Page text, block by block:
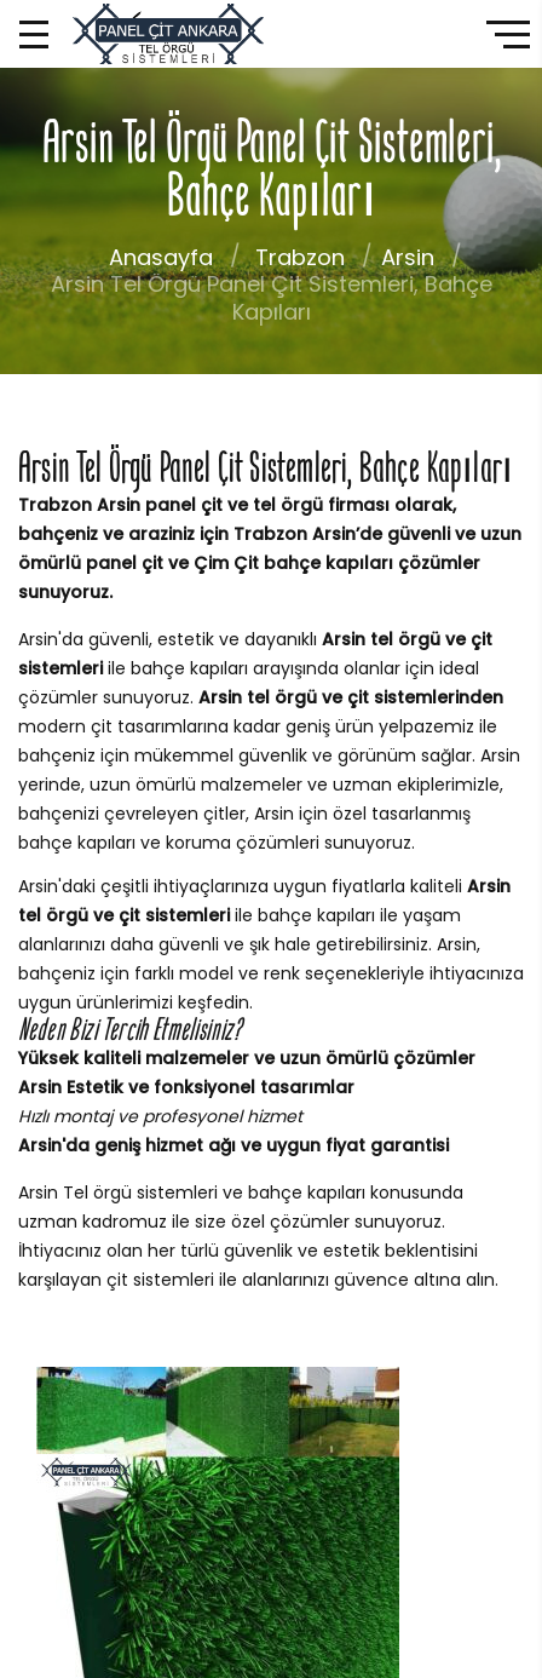
Arsin Tel Örgü Panel Çit Sistemleri,
Bahçe Kapıları
Anasayfa Trabzon
Arsin
Arsin Tel Örgü Panel Çit Sistemleri, Bahçe
Kapıları
Arsin Tel Örgü Panel Çit Sistemleri, Bahçe Kapıları
Trabzon Arsin panel çit ve tel örgü firması olarak,
bahçeniz ve araziniz için Trabzon Arsin’de güvenli ve uzun
ömürlü panel çit ve Çim Çit bahçe kapıları çözümler
sunuyoruz.
Arsin'da güvenli, estetik ve dayanıklı Arsin tel örgü ve çit
sistemleriile bahçe kapıları arayışında olanlar için ideal
çözümler sunuyoruz. Arsin tel örgü ve çit sistemlerinden
modern çit tasarımlarına kadar geniş ürün yelpazemiz ile
bahçeniz için mükemmel güvenlik ve görünüm sağlar. Arsin
yerinde, uzun ömürlü malzemeler ve uzman ekiplerimizle,
bahçenizi çevreleyen çitler, Arsin için özel tasarlanmış
bahçe kapıları ve koruma çözümleri sunuyoruz.
Arsin'daki çeşitli ihtiyaçlarınıza uygun fiyatlarla kaliteli Arsin
tel örgü ve çit sistemleriile bahçe kapıları ile yaşam
alanlarınızı daha güvenli ve şık hale getirebilirsiniz. Arsin,
bahçeniz için farklı model ve renk seçenekleriyle ihtiyacınıza
uygun ürünlerimizi keşfedin.
Neden Bizi Tercih Etmelisiniz?
Yüksek kaliteli malzemeler ve uzun ömürlü çözümler
Arsin Estetik ve fonksiyonel tasarımlar
Hızlı montaj ve profesyonel hizmet
Arsin'da geniş hizmet ağı ve uygun fiyat garantisi
Arsin Tel örgü sistemleri ve bahçe kapıları konusunda
uzman kadromuz ile size özel çözümler sunuyoruz.
İhtiyacınız olan her türlü güvenlik ve estetik beklentisini
karşılayan çit sistemleri ile alanlarınızı güvence altına alın.